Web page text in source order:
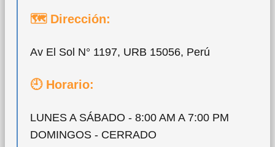
🗺 Dirección:
Av El Sol N° 1197, URB 15056, Perú
🕘 Horario:
LUNES A SÁBADO - 8:00 AM A 7:00 PM
DOMINGOS - CERRADO